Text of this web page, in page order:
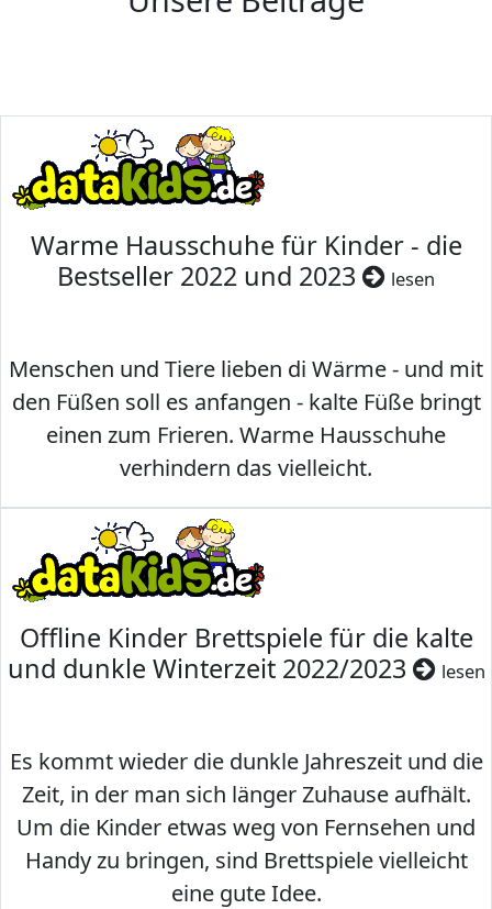
Warme Hausschuhe für Kinder - die
Bestseller 2022 und 2023
lesen
Menschen und Tiere lieben di Wärme - und mit
den Füßen soll es anfangen - kalte Füße bringt
einen zum Frieren. Warme Hausschuhe
verhindern das vielleicht.
Offline Kinder Brettspiele für die kalte
und dunkle Winterzeit 2022/2023
lesen
Es kommt wieder die dunkle Jahreszeit und die
Zeit, in der man sich länger Zuhause aufhält.
Um die Kinder etwas weg von Fernsehen und
Handy zu bringen, sind Brettspiele vielleicht
eine gute Idee.